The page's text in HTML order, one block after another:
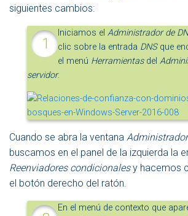
siguientes cambios:
Iniciamos elAdministrador de
clic sobre la entrada DNSque
el menú Herramientasdel
servidor.
Cuando se abra la ventana
buscamos en el panel de la izquierda la
Reenviadores condicionalesy hacemos
el botón derecho del ratón.
En el menú de contexto que